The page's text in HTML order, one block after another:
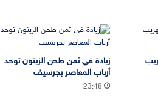
زيادة في ثمن طحن الزيتون توحد
أرباب المعاصر بجرسيف
23:48